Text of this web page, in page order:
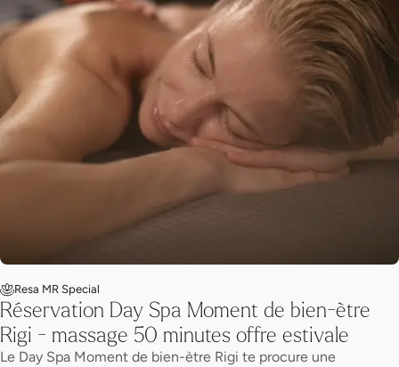
Resa MR Special
Réservation Day Spa Moment de bien-ètre
Rigi - massage 50 minutes offre estivale
Le Day Spa Moment de bien-ètre Rigi te procure une